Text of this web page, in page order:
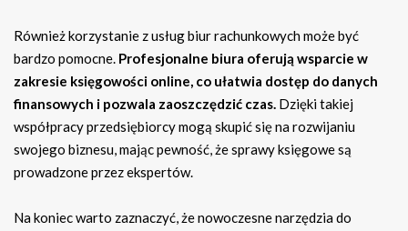
Również korzystanie z usług biur rachunkowych może być
bardzo pomocne. Profesjonalne biura oferują wsparcie w
zakresie księgowości online, co ułatwia dostęp do danych
finansowych i pozwala zaoszczędzić czas. Dzięki takiej
współpracy przedsiębiorcy mogą skupić się na rozwijaniu
swojego biznesu, mając pewność, że sprawy księgowe są
prowadzone przez ekspertów.
Na koniec warto zaznaczyć, że nowoczesne narzędzia do